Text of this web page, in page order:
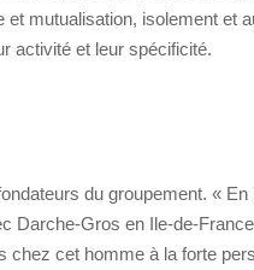
mutualisation, isolement et
activité et leur spécificité.
du groupement. «
Darche-Gros en Ile-de-
cet homme à la forte